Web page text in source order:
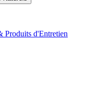
Produits d'Entretien